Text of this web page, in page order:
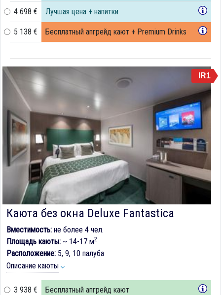
4 698 € Лучшая цена + напитки
5 138 € Бесплатный апгрейд кают + Premium Drinks
IR1
Каюта без окна Deluxe Fantastica
Вместимость: не более 4 чел.
Площадь каюты: ~ 14-17 м2
Расположение: 5, 9, 10 палуба
Описание каюты
3 938 € Бесплатный апгрейд кают